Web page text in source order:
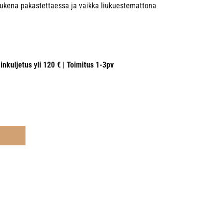
pakastettaessa ja vaikka liukuestemattona
yli 120 € | Toimitus 1-3pv